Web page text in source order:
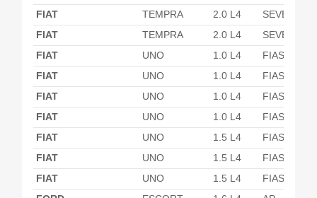
FIAT
TEMPRA 2.0 L4
SEVEL
FIAT
TEMPRA 2.0 L4
SEVEL
FIAT
UNO 1.0 L4
FIASA
FIAT
UNO 1.0 L4
FIASA
FIAT
UNO 1.0 L4
FIASA
FIAT
UNO 1.0 L4
FIASA
FIAT
UNO 1.5 L4
FIASA
FIAT
UNO 1.5 L4
FIASA
FIAT
UNO 1.5 L4
FIASA